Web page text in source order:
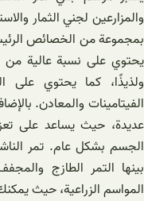
والمزارعين لجني الثمار
بمجموعة من الخصائص
يحتوي على نسبة عالية من
ولذيذًا، كما يحتوي على
الفيتامينات والمعادن.
عديدة، حيث يساعد على
الجسم بشكل عام. تمر
بينها التمر الطازج
المواسم الزراعية، حيث